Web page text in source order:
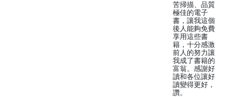
苦掃描、品質
極佳的電子
書，讓我這個
後人能夠免費
享用這些書
籍，十分感激
前人的努力讓
我成了書籍的
富翁。感謝好
讀和各位讓好
讀變得更好，
讚。